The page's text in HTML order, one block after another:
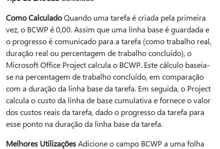
Como CalculadoQuando uma tarefa é criada pela primeira
vez, o BCWP é 0,00. Assim que uma linha base é guardada e
o progresso é comunicado para a tarefa (como trabalho real,
duração real ou percentagem de trabalho concluído), o
Microsoft Office Project calcula o BCWP. Este cálculo baseia-
se na percentagem de trabalho concluído, em comparação
com a duração da linha base da tarefa. Em seguida, o Project
calcula o custo da linha de base cumulativa e fornece o valor
dos custos reais da tarefa, dado o progresso da tarefa para
esse ponto na duração da linha base da tarefa.
Melhores UtilizaçõesAdicione o campo BCWP a uma folha